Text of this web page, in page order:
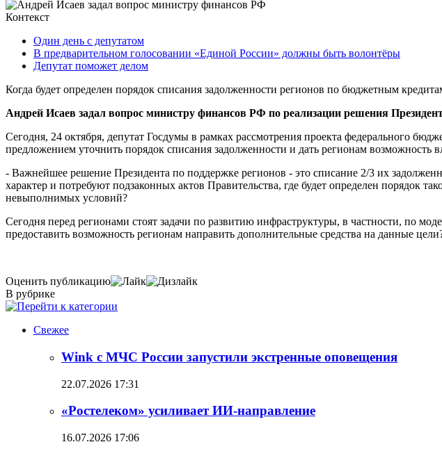
Контекст
Один день с депутатом
В предварительном голосовании «Единой России» должны быть волонтёры
Депутат поможет делом
Когда будет определен порядок списания задолженности регионов по бюджетным
Андрей Исаев задал вопрос министру финансов РФ по реализации решения
Сегодня, 24 октября, депутат Госдумы в рамках рассмотрения проекта федерального
предложением уточнить порядок списания задолженности и дать регионам возможность
- Важнейшее решение Президента по поддержке регионов - это списание 2/3 их
характер и потребуют подзаконных актов Правительства, где будет определен порядок
невыполнимых условий?
Сегодня перед регионами стоят задачи по развитию инфраструктуры, в частности, по
предоставить возможность регионам направить дополнительные средства на данные
Оценить публикацию
В рубрике
Свежее
Wink с МЧС России запустили экстренные оповещения
22.07.2026 17:31
«Ростелеком» усиливает ИИ-направление
16.07.2026 17:06